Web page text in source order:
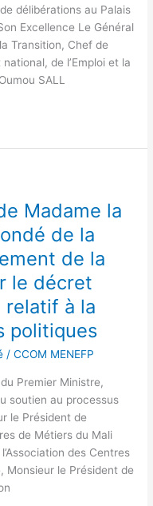
délibérations au Palais
Excellence Le Général
Transition, Chef de
de l’Emploi et la
SALL
Madame la
de la
de la
le décret
relatif à la
politiques
/CCOM MENEFP
Premier Ministre,
soutien au processus
le Président de
de Métiers du Mali
des Centres
Monsieur le Président de